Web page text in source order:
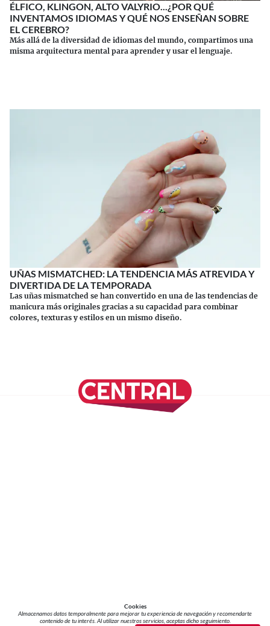
ÉLFICO, KLINGON, ALTO VALYRIO...¿POR QUÉ
INVENTAMOS IDIOMAS Y QUÉ NOS ENSEÑAN SOBRE
EL CEREBRO?
Más allá de la diversidad de idiomas del mundo, compartimos una
misma arquitectura mental para aprender y usar el lenguaje.
UÑAS MISMATCHED: LA TENDENCIA MÁS ATREVIDA Y
DIVERTIDA DE LA TEMPORADA
Las uñas mismatched se han convertido en una de las tendencias de
manicura más originales gracias a su capacidad para combinar
colores, texturas y estilos en un mismo diseño.
Cookies
Almacenamos datos temporalmente para mejorar tu experiencia de navegación y recomendarte
contenido de tu interés. Al utilizar nuestros servicios, aceptas dicho seguimiento.